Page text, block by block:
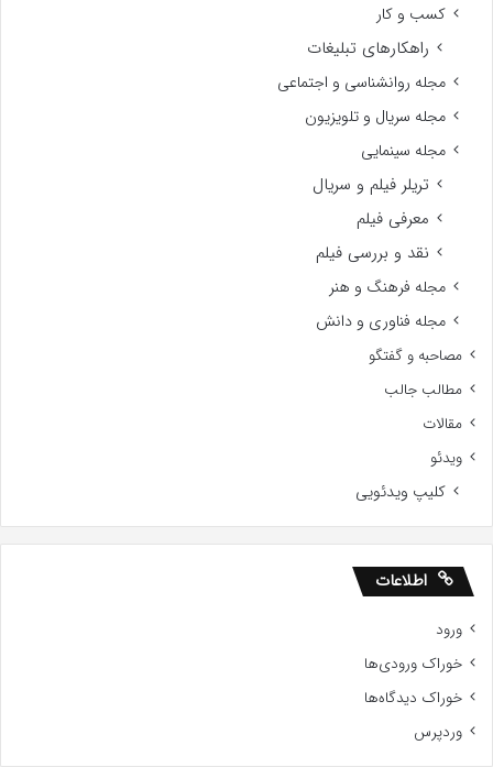
کسب و کار
راهکارهای تبلیغات
مجله روانشناسی و اجتماعی
مجله سریال و تلویزیون
مجله سینمایی
تریلر فیلم و سریال
معرفی فیلم
نقد و بررسی فیلم
مجله فرهنگ و هنر
مجله فناوری و دانش
مصاحبه و گفتگو
مطالب جالب
مقالات
ویدئو
کلیپ ویدئویی
اطلاعات
ورود
خوراک ورودی‌ها
خوراک دیدگاه‌ها
وردپرس